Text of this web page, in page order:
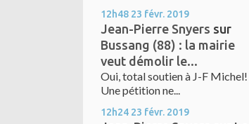
12h48 23 févr. 2019
Jean-Pierre Snyers sur
Bussang (88) : la mairie
veut démolir le...
Oui, total soutien à J-F Michel!
Une pétition ne...
12h24 23 févr. 2019